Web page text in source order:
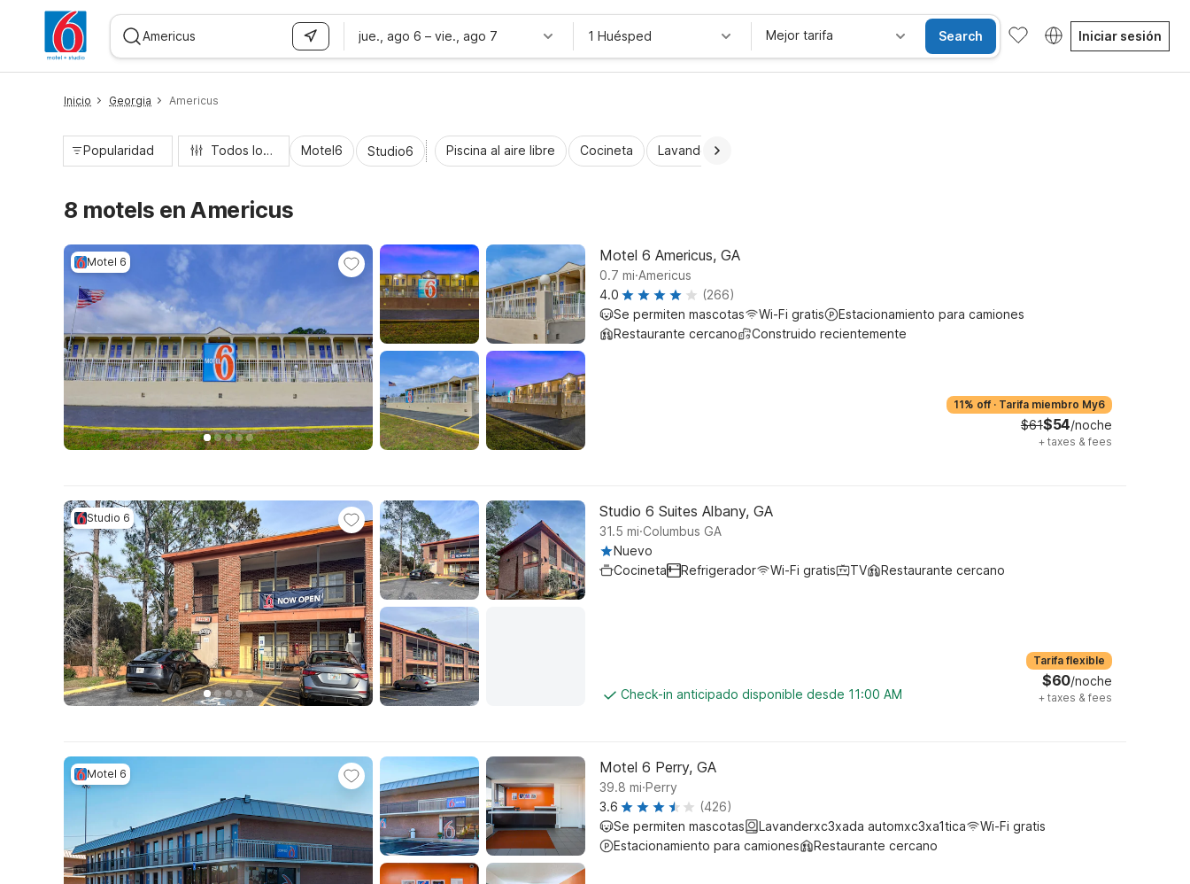
jue., ago 6 – vie., ago 7 1 Huésped Mejor tarifa Search Iniciar sesión
Inicio Georgia Americus
Popularidad Todos los filtros Motel6 Studio6 Piscina al aire libre Cocineta Lavandería automática
8 motels en Americus
Motel 6 Motel 6 Americus, GA
0.7 mi.Americus
4.0
(266)
Se permiten mascotas
Wi-Fi gratis
Estacionamiento para camiones
Restaurante cercano
Construido recientemente
11% off · Tarifa miembro My6
$61$54/noche
+ taxes & fees
Studio 6 Studio 6 Suites Albany, GA
31.5 mi.Columbus GA
Nuevo
Cocineta
Refrigerador Wi-Fi gratis TV Restaurante cercano
Check-in anticipado disponible desde 11:00 AM
Tarifa flexible
$60/noche
+ taxes & fees
Motel 6 Motel 6 Perry, GA
39.8 mi.Perry
3.6
(426)
Se permiten mascotas
Lavanderxc3xada automxc3xa1tica
Wi-Fi gratis
Estacionamiento para camiones
Restaurante cercano